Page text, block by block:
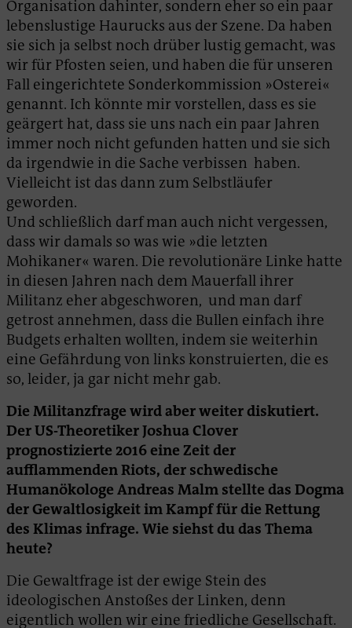
Organisation dahinter, sondern eher so ein paar
lebenslustige Haurucks aus der Szene. Da haben
sie sich ja selbst noch drüber lustig gemacht, was
wir für Pfosten seien, und haben die für unseren
Fall eingerichtete Sonderkommission »Osterei«
genannt. Ich könnte mir vorstellen, dass es sie
geärgert hat, dass sie uns nach ein paar Jahren
immer noch nicht gefunden hatten und sie sich
da irgendwie in die Sache verbissen haben.
Vielleicht ist das dann zum Selbstläufer
geworden.
Und schließlich darf man auch nicht vergessen,
dass wir damals so was wie »die letzten
Mohikaner« waren. Die revolutionäre Linke hatte
in diesen Jahren nach dem Mauerfall ihrer
Militanz eher abgeschworen, und man darf
getrost annehmen, dass die Bullen einfach ihre
Budgets erhalten wollten, indem sie weiterhin
eine Gefährdung von links konstruierten, die es
so, leider, ja gar nicht mehr gab.
Die Militanzfrage wird aber weiter diskutiert.
Der US-Theoretiker Joshua Clover
prognostizierte 2016 eine Zeit der
aufflammenden Riots, der schwedische
Humanökologe Andreas Malm stellte das Dogma
der Gewaltlosigkeit im Kampf für die Rettung
des Klimas infrage. Wie siehst du das Thema
heute?
Die Gewaltfrage ist der ewige Stein des
ideologischen Anstoßes der Linken, denn
eigentlich wollen wir eine friedliche Gesellschaft.